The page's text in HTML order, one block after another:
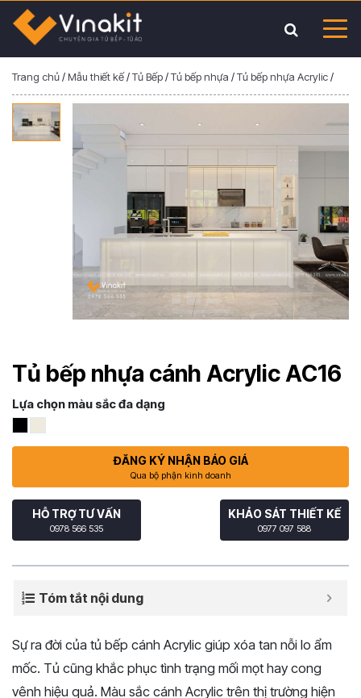
Trang chủ/Mẫu thiết kế/Tủ Bếp/Tủ bếp nhựa /Tủ bếp nhựa Acrylic/
Tủ bếp nhựa cánh Acrylic AC16
Lựa chọn màu sắc đa dạng
ĐĂNG KÝ NHẬN BÁO GIÁ
Qua bộ phận kinh doanh
HỖ TRỢ TƯ VẤN
0978 566 535
KHẢO SÁT THIẾT KẾ
0977 097 588
Tóm tắt nội dung
Sự ra đời của tủ bếp cánh Acrylic giúp xóa tan nỗi lo ẩm
mốc. Tủ cũng khắc phục tình trạng mối mọt hay cong
vênh hiệu quả. Màu sắc cánh Acrylic trên thị trường hiện